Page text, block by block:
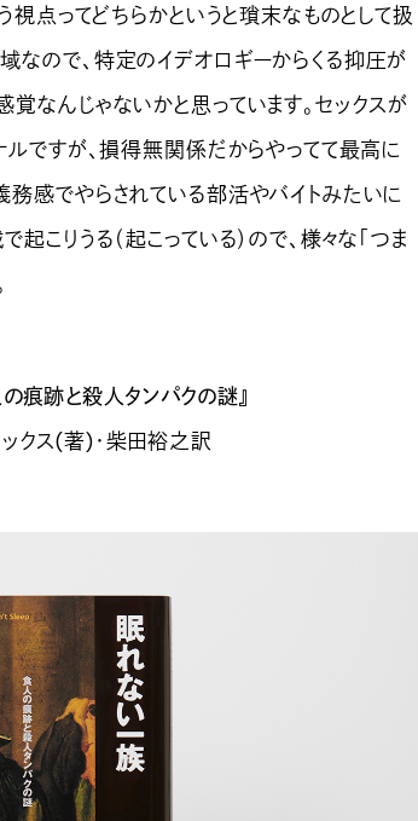
視点ってどちらかというと瑣末なものとして扱
ので、特定のイデオロギーからくる抑圧が
なんじゃないかと思っています。セックスが
ルですが、損得無関係だからやってて最高に
感でやらされている部活やバイトみたいに
こりうる（起こっている）ので、様々な「つま
痕跡と殺人タンパクの謎』
ックス(著)・柴田裕之訳